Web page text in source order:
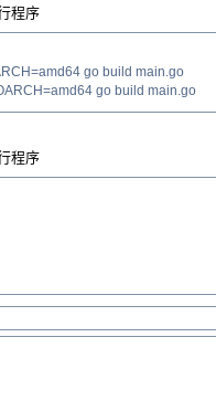
程序
go build main.go
go build main.go
程序